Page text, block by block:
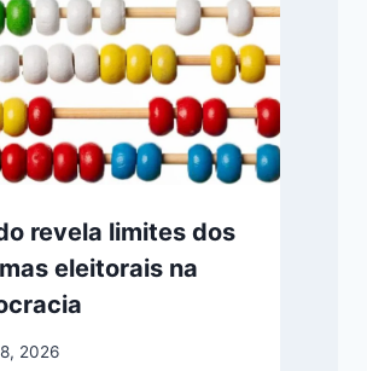
revela limites dos
eleitorais na
2026